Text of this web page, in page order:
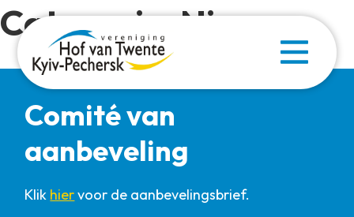
Categorie:Nieuws
Comité van
aanbeveling
Klik hiervoor de aanbevelingsbrief.